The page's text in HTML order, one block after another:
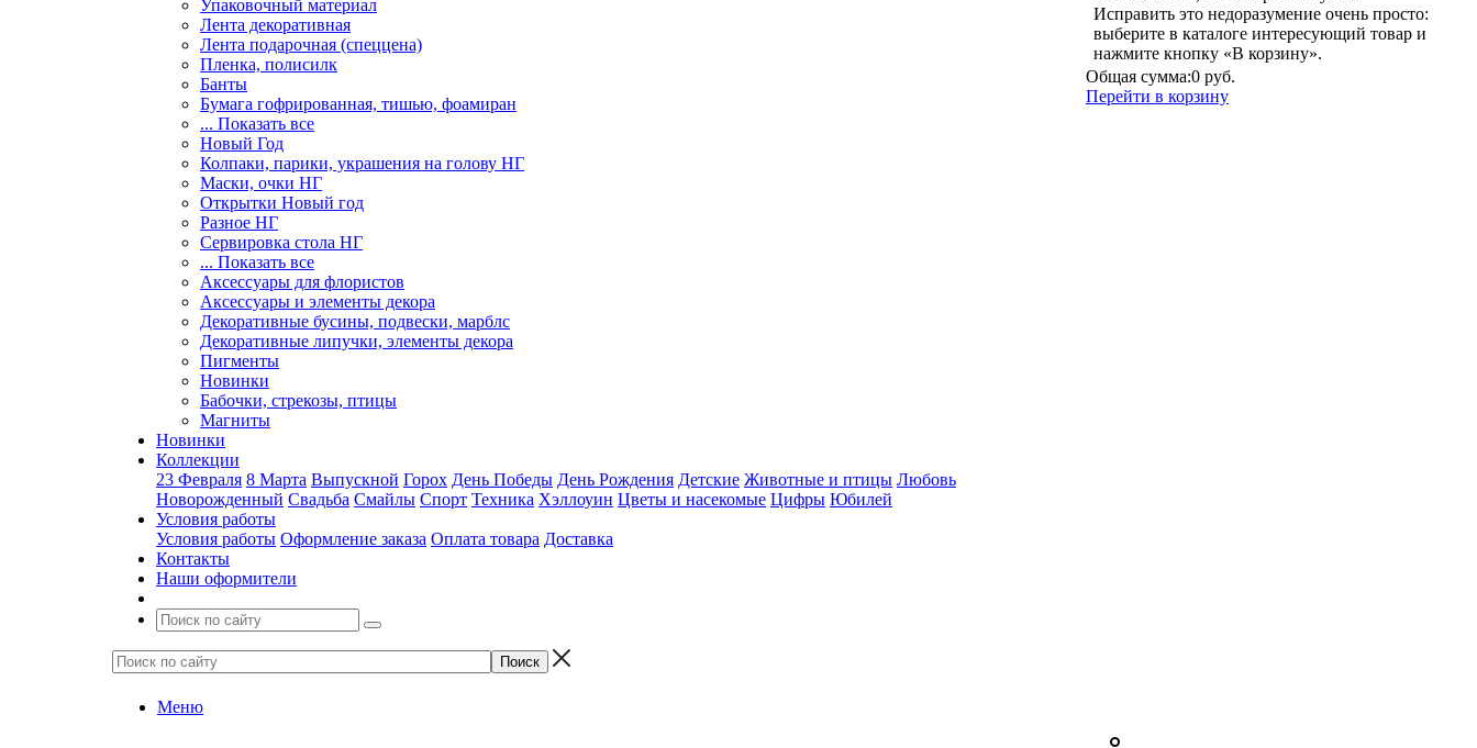
Упаковочный материал
Лента декоративная
Лента подарочная (спеццена)
Пленка, полисилк
Банты
Бумага гофрированная, тишью, фоамиран
... Показать все
Новый Год
Колпаки, парики, украшения на голову НГ
Маски, очки НГ
Открытки Новый год
Разное НГ
Сервировка стола НГ
... Показать все
Аксессуары для флористов
Аксессуары и элементы декора
Декоративные бусины, подвески, марблс
Декоративные липучки, элементы декора
Пигменты
Новинки
Бабочки, стрекозы, птицы
Магниты
Новинки
Коллекции
23 Февраля 8 Марта Выпускной Горох День Победы День Рождения Детские Животные и птицы Любовь
Новорожденный Свадьба Смайлы Спорт Техника Хэллоуин Цветы и насекомые Цифры Юбилей
Условия работы
Условия работы Оформление заказа Оплата товара Доставка
Контакты
Наши оформители
Исправить это недоразумение очень просто:
выберите в каталоге интересующий товар и
нажмите кнопку «В корзину».
Общая сумма:0 руб.
Перейти в корзину
Меню